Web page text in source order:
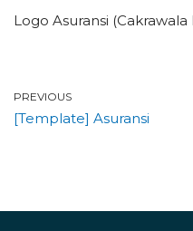
Logo Asuransi (Cakrawala
PREVIOUS
[Template] Asuransi